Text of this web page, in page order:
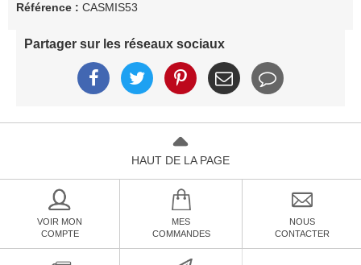
Référence : CASMIS53
Partager sur les réseaux sociaux
HAUT DE LA PAGE
VOIR MON
COMPTE
MES
COMMANDES
NOUS
CONTACTER